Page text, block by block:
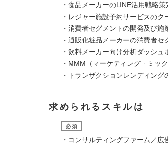
・食品メーカーのLINE活用戦略
・レジャー施設予約サービスのク
・消費者セグメントの開発及び施
・通販化粧品メーカーの消費者
・飲料メーカー向け分析ダッシ
・MMM（マーケティング・ミッ
・トランザクションレンディン
求められるスキルは
必須
・コンサルティングファーム／